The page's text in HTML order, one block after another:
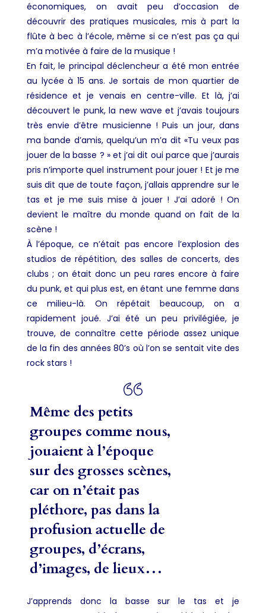
économiques, on avait peu d’occasion de
découvrir des pratiques musicales, mis à part la
flûte à bec à l’école, même si ce n’est pas ça qui
m’a motivée à faire de la musique !
En fait, le principal déclencheur a été mon entrée
au lycée à 15 ans. Je sortais de mon quartier de
résidence et je venais en centre-ville. Et là, j’ai
découvert le punk, la new wave et j’avais toujours
très envie d’être musicienne ! Puis un jour, dans
ma bande d’amis, quelqu’un m’a dit «Tu veux pas
jouer de la basse ? » et j’ai dit oui parce que j’aurais
pris n’importe quel instrument pour jouer ! Et je me
suis dit que de toute façon, j’allais apprendre sur le
tas et je me suis mise à jouer ! J’ai adoré ! On
devient le maître du monde quand on fait de la
scène !
À l’époque, ce n’était pas encore l’explosion des
studios de répétition, des salles de concerts, des
clubs ; on était donc un peu rares encore à faire
du punk, et qui plus est, en étant une femme dans
ce milieu-là. On répétait beaucoup, on a
rapidement joué. J’ai été un peu privilégiée, je
trouve, de connaître cette période assez unique
de la fin des années 80’s où l’on se sentait vite des
rock stars !
Même des petits
groupes comme nous,
jouaient à l’époque
sur des grosses scènes,
car on n’était pas
pléthore, pas dans la
profusion actuelle de
groupes, d’écrans,
d’images, de lieux…
J’apprends donc la basse sur le tas et je